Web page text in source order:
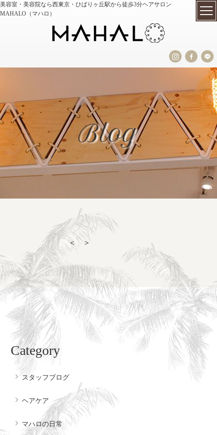
美容室・美容院なら西東京・ひばりヶ丘駅から徒歩3分ヘアサロン
MAHALO（マハロ）
Blog
＜ ＞
Category
スタッフブログ
ヘアケア
マハロの日常